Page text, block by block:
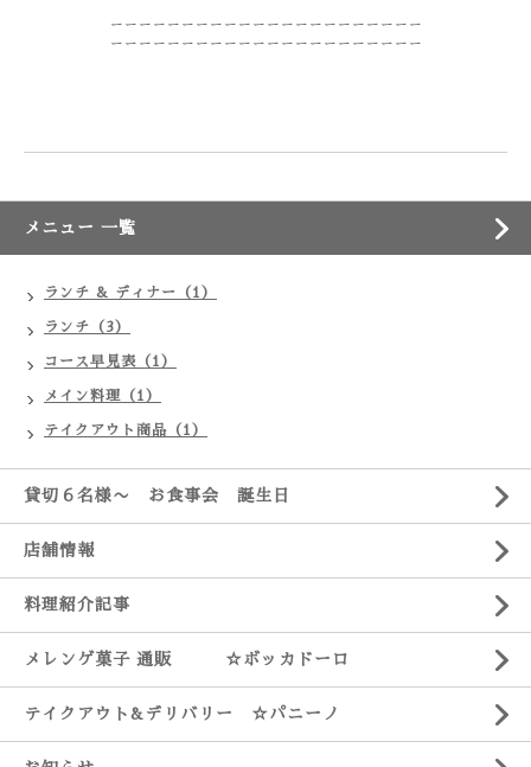
ーーーーーーーーーーーーーーーーーーーーーー
ーーーーーーーーーーーーーーーーーーーーーー
メニュー 一覧
ランチ & ディナー（1）
ランチ（3）
コース早見表（1）
メイン料理（1）
テイクアウト商品（1）
貸切６名様〜 お食事会 誕生日
店舗情報
料理紹介記事
メレンゲ菓子 通販 ☆ボッカドーロ
テイクアウト&デリバリー ☆パニーノ